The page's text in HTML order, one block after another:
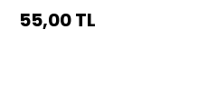
55,00 TL